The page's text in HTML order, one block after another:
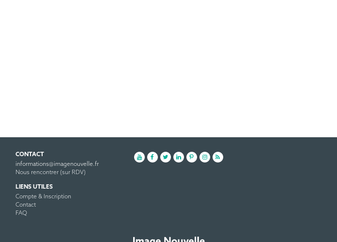
CONTACT
informations@imagenouvelle.fr
Nous rencontrer (sur RDV)
LIENS UTILES
Compte & Inscription
Contact
FAQ